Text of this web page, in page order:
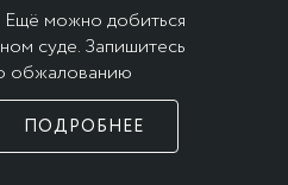
Ещё можно добиться
суде. Запишитесь
обжалованию
ПОДРОБНЕЕ